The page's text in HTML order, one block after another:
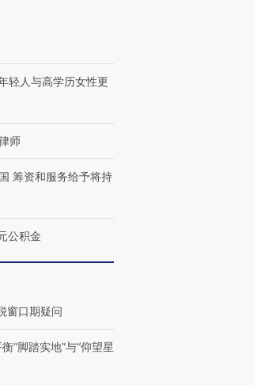
轻人与高学历女性更
师
筹资和服务给予将持
公积金
窗口期疑问
“脚踏实地”与“仰望星